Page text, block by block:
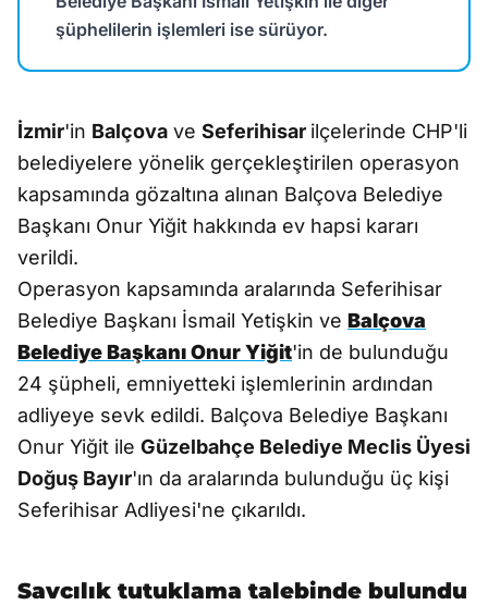
şüphelilerin işlemleri ise sürüyor.
İzmir'in Balçova ve Seferihisar ilçelerinde CHP'li
belediyelere yönelik gerçekleştirilen operasyon
kapsamında gözaltına alınan Balçova Belediye
Başkanı Onur Yiğit hakkında ev hapsi kararı
verildi.
Operasyon kapsamında aralarında Seferihisar
Belediye Başkanı İsmail Yetişkin ve Balçova
Belediye Başkanı Onur Yiğit'in de bulunduğu
24 şüpheli, emniyetteki işlemlerinin ardından
adliyeye sevk edildi. Balçova Belediye Başkanı
Onur Yiğit ile Güzelbahçe Belediye Meclis Üyesi
Doğuş Bayır'ın da aralarında bulunduğu üç kişi
Seferihisar Adliyesi'ne çıkarıldı.
Savcılık tutuklama talebinde bulundu